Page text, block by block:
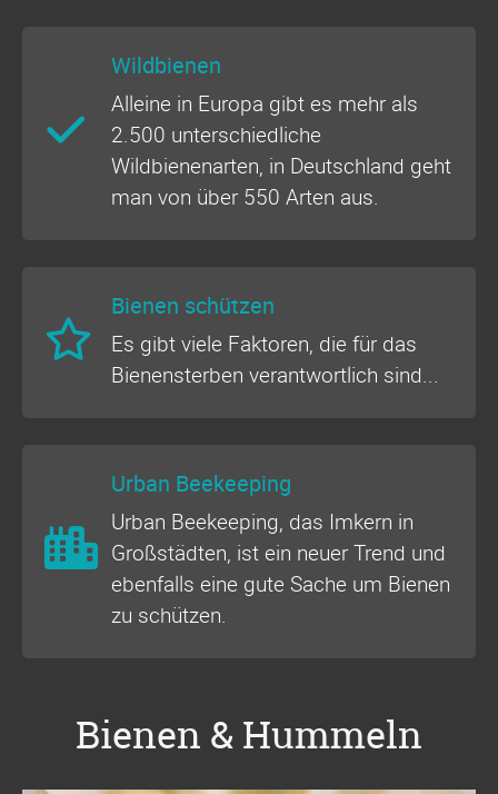
Wildbienen
Alleine in Europa gibt es mehr als
2.500 unterschiedliche
Wildbienenarten, in Deutschland geht
man von über 550 Arten aus.
Bienen schützen
Es gibt viele Faktoren, die für das
Bienensterben verantwortlich sind...
Urban Beekeeping
Urban Beekeeping, das Imkern in
Großstädten, ist ein neuer Trend und
ebenfalls eine gute Sache um Bienen
zu schützen.
Bienen & Hummeln